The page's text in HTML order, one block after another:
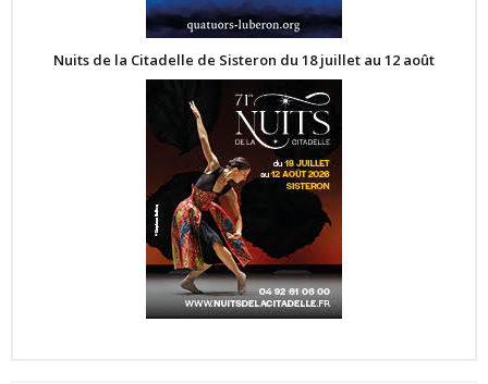
Nuits de la Citadelle de Sisteron du 18 juillet au 12 août